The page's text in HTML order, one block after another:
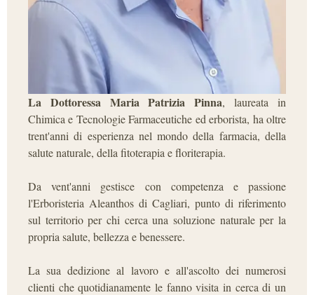
La Dottoressa Maria Patrizia Pinna, laureata in
Chimica e Tecnologie Farmaceutiche ed erborista, ha oltre
trent'anni di esperienza nel mondo della farmacia, della
salute naturale, della fitoterapia e floriterapia.
Da vent'anni gestisce con competenza e passione
l'Erboristeria Aleanthos di Cagliari, punto di riferimento
sul territorio per chi cerca una soluzione naturale per la
propria salute, bellezza e benessere.
La sua dedizione al lavoro e all'ascolto dei numerosi
clienti che quotidianamente le fanno visita in cerca di un